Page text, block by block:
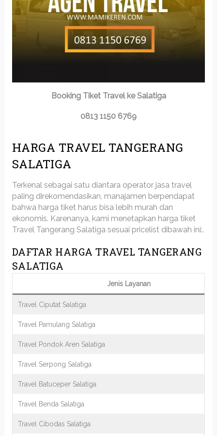
Booking Tiket Travel ke Salatiga
0813 1150 6769
HARGA TRAVEL TANGERANG
SALATIGA
Terkenal sebagai satu diantara operator jasa travel
paling direkomendasikan, manajamen berpendapat
bahwa harga tiket harus bisa lebih murah dan
ekonomis. Karenanya, kami menetapkan harga tiket
Travel Tangerang Salatiga sesuai pricelist dibawah ini:.
DAFTAR HARGA TRAVEL TANGERANG
SALATIGA
Jenis Layanan
Travel Ciputat Salatiga
Travel Pamulang Salatiga
Travel Pondok Aren Salatiga
Travel Serpong Salatiga
Travel Batuceper Salatiga
Travel Benda Salatiga
Travel Cibodas Salatiga